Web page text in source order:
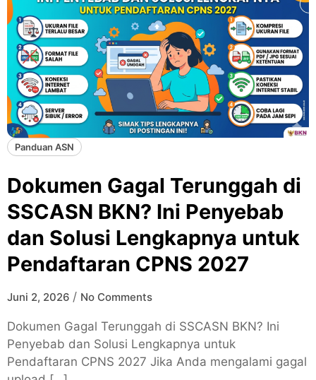
Panduan ASN
Dokumen Gagal Terunggah di
SSCASN BKN? Ini Penyebab
dan Solusi Lengkapnya untuk
Pendaftaran CPNS 2027
Juni 2, 2026 / No Comments
Dokumen Gagal Terunggah di SSCASN BKN? Ini
Penyebab dan Solusi Lengkapnya untuk
Pendaftaran CPNS 2027 Jika Anda mengalami gagal